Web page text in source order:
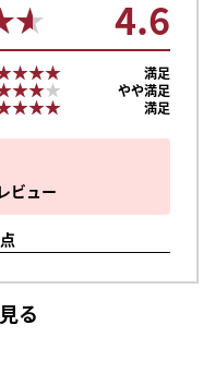
ビュー
4.6
満足
やや満足
満足
る